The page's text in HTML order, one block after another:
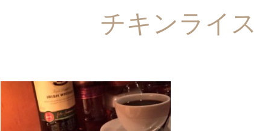
チキンライス